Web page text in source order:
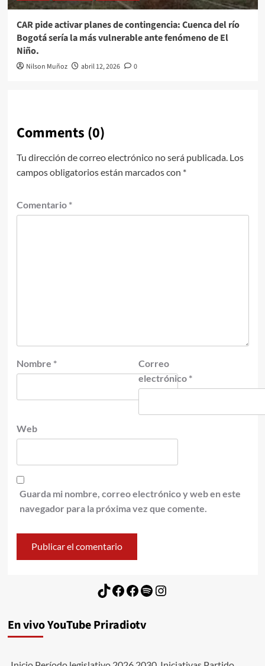
CAR pide activar planes de contingencia: Cuenca del río
Bogotá sería la más vulnerable ante fenómeno de El
Niño.
Nilson Muñoz abril 12, 2026 0
Comments (0)
Tu dirección de correo electrónico no será publicada. Los
campos obligatorios están marcados con *
Comentario *
Nombre *
Correo
electrónico *
Web
Guarda mi nombre, correo electrónico y web en este
navegador para la próxima vez que comente.
TikTok
Facebook
Facebook
Spotify
Instagram
En vivo YouTube Priradiotv